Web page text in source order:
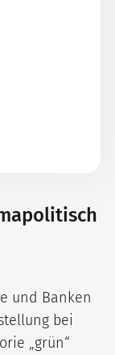
und Banken
bei
„grün“